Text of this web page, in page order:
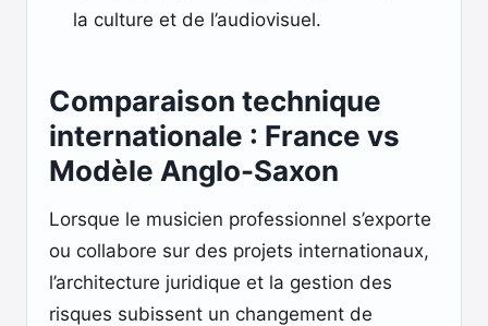
la culture et de l’audiovisuel.
Comparaison technique
internationale : France vs
Modèle Anglo-Saxon
Lorsque le musicien professionnel s’exporte
ou collabore sur des projets internationaux,
l’architecture juridique et la gestion des
risques subissent un changement de